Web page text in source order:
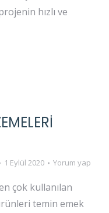
hızlı ve
1 Eylül 2020 Yorum yap
çok kullanılan
temin emek